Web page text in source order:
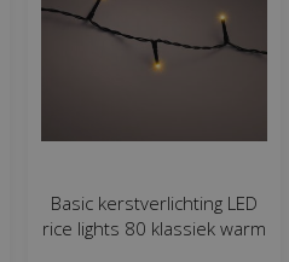
Basic kerstverlichting LED
rice lights 80 klassiek warm